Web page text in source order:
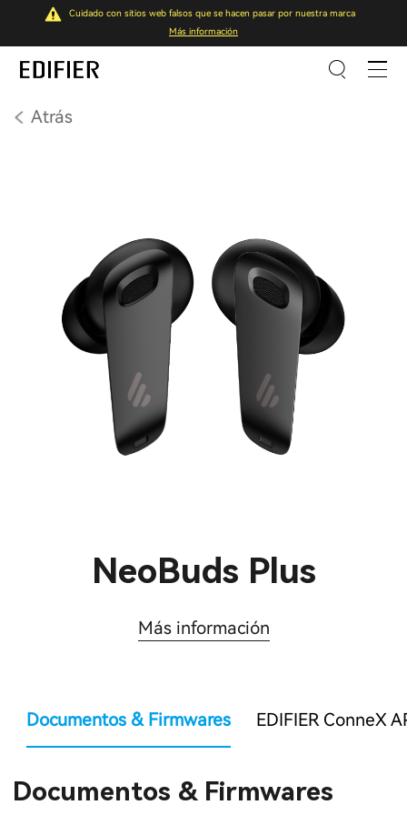
Cuidado con sitios web falsos que se hacen pasar por nuestra marca
Más información
Atrás
NeoBuds Plus
Más información
Documentos & Firmwares EDIFIER ConneX
Documentos & Firmwares